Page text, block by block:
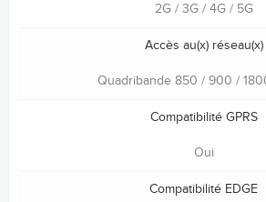
2G / 3G / 4G / 5G
Accès au(x) réseau(x)
Quadribande 850 / 900 /
Compatibilité GPRS
Oui
Compatibilité EDGE